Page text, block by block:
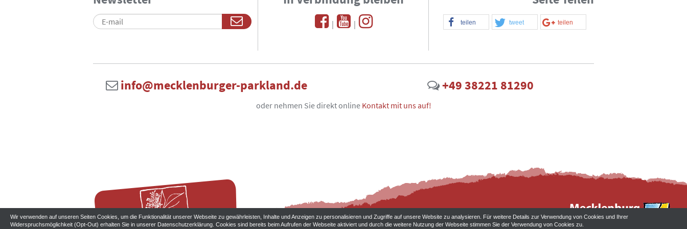
| | teilen tweet teilen
info@mecklenburger-parkland.de +49 38221 81290
oder nehmen Sie direkt online Kontakt mit uns auf!
Wir verwenden auf unseren Seiten Cookies, um die Funktionalität unserer Webseite zu gewährleisten, Inhalte und Anzeigen zu personalisieren und Zugriffe auf unsere Website zu analysieren. Für weitere Details zur Verwendung von Cookies und Ihrer
Widerspruchsmöglichkeit (Opt-Out) erhalten Sie in unserer Datenschutzerklärung . Cookies sind bereits beim Aufrufen der Webseite aktiviert und durch die weitere Nutzung der Webseite stimmen Sie der Verwendung von Cookies zu.